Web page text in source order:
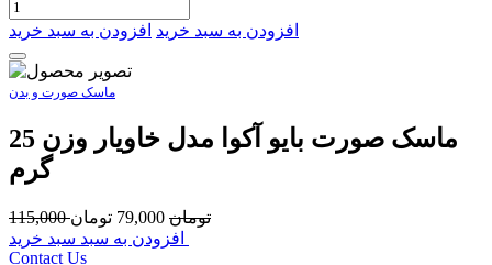
افزودن به سبد خرید افزودن به سبد خرید
ماسک صورت و بدن
ماسک صورت بایو آکوا مدل خاویار وزن 25
گرم
115,000 تومان 79,000 تومان
Contact Us